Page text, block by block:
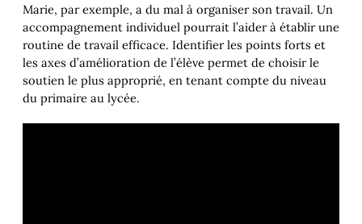
Marie, par exemple, a du mal à organiser son travail. Un
accompagnement individuel pourrait l’aider à établir une
routine de travail efficace. Identifier les points forts et
les axes d’amélioration de l’élève permet de choisir le
soutien le plus approprié, en tenant compte du niveau
du primaire au lycée.